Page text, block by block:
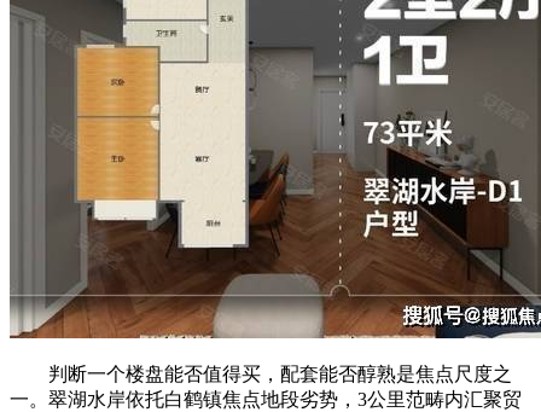
判断一个楼盘能否值得买，配套能否醇熟是焦点尺度之
一。翠湖水岸依托白鹤镇焦点地段劣势，3公里范畴内汇聚贸